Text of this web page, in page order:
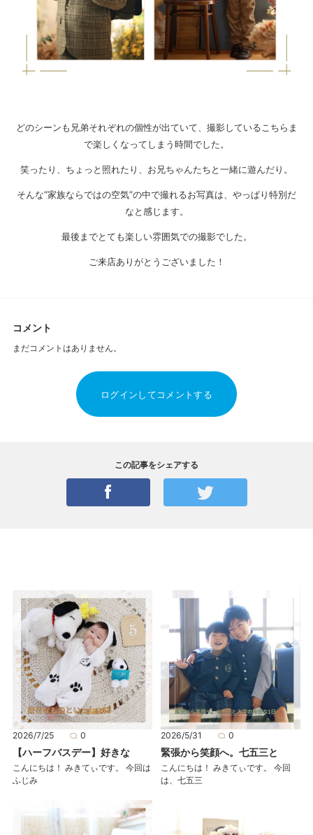
どのシーンも兄弟それぞれの個性が出ていて、撮影しているこちらま
で楽しくなってしまう時間でした。
笑ったり、ちょっと照れたり、お兄ちゃんたちと一緒に遊んだり。
そんな“家族ならではの空気”の中で撮れるお写真は、やっぱり特別だ
なと感じます。
最後までとても楽しい雰囲気での撮影でした。
ご来店ありがとうございました！
コメント
まだコメントはありません。
ログインしてコメントする
この記事をシェアする
2026/7/25 0
【ハーフバスデー】好きな
こんにちは！ みきてぃです。 今回は
ふじみ
2026/5/31 0
緊張から笑顔へ。七五三と
こんにちは！ みきてぃです。 今回
は、七五三